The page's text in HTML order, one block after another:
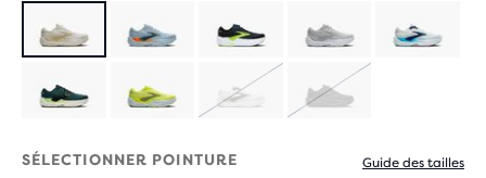
ÉPUISÉ ÉPUISÉ
SÉLECTIONNER POINTURE Guide des tailles